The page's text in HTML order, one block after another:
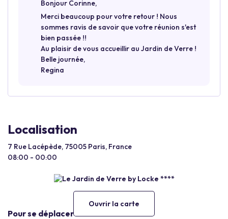
Bonjour Corinne,
Merci beaucoup pour votre retour ! Nous
sommes ravis de savoir que votre réunion s'est
bien passée !!
Au plaisir de vous accueillir au Jardin de Verre !
Belle journée,
Regina
Localisation
7 Rue Lacépède, 75005 Paris, France
08:00 - 00:00
Ouvrir la carte
Pour se déplacer